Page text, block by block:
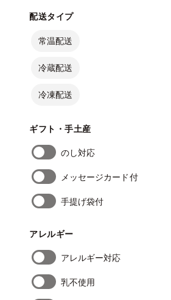
配送タイプ
常温配送
冷蔵配送
冷凍配送
ギフト・手土産
のし対応
メッセージカード付
手提げ袋付
アレルギー
アレルギー対応
乳不使用